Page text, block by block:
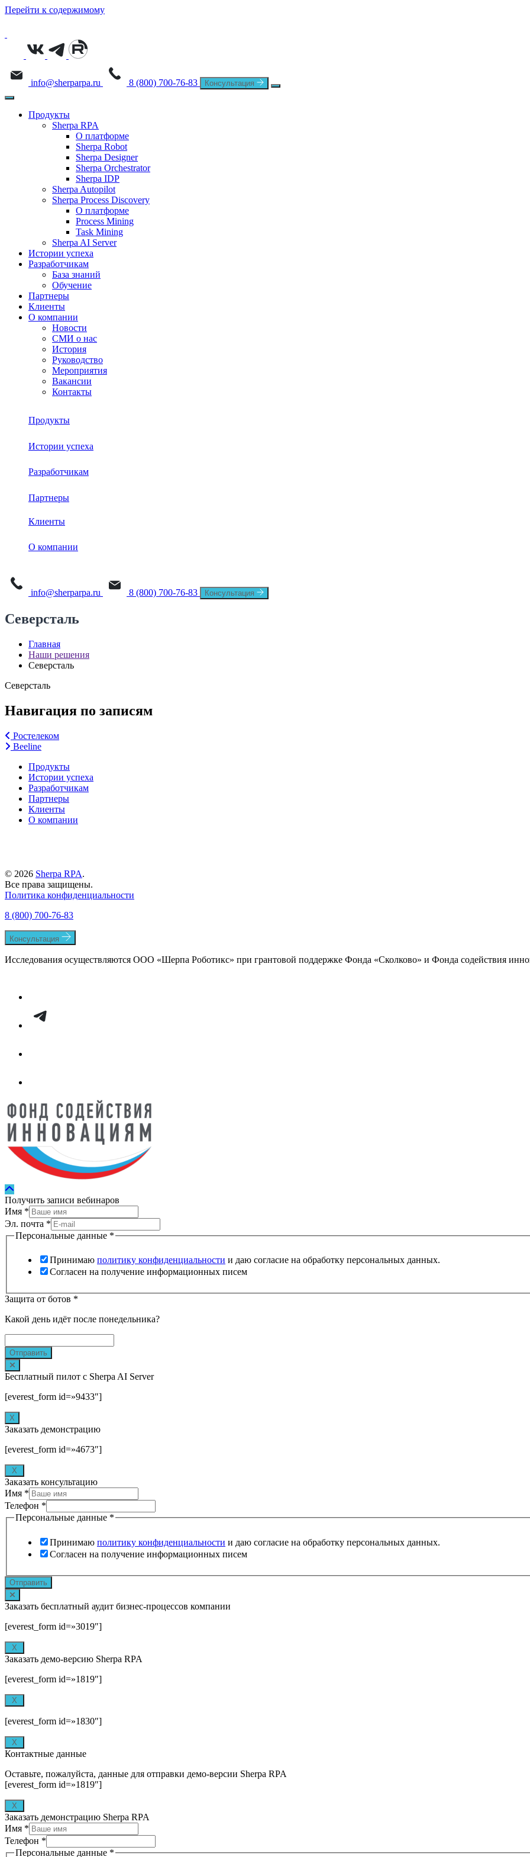
Перейти к содержимому
info@sherparpa.ru 8 (800) 700-76-83 Консультация
Продукты
Sherpa RPA
О платформе
Sherpa Robot
Sherpa Designer
Sherpa Orchestrator
Sherpa IDP
Sherpa Autopilot
Sherpa Process Discovery
О платформе
Process Mining
Task Mining
Sherpa AI Server
Истории успеха
Разработчикам
База знаний
Обучение
Партнеры
Клиенты
О компании
Новости
СМИ о нас
История
Руководство
Мероприятия
Вакансии
Контакты
Продукты
Sherpa RPA
Task Mining
Истории успеха
Разработчикам
База знаний
Обучение
Партнеры
Клиенты
О компании
СМИ о нас
История
Мероприятия
info@sherparpa.ru 8 (800) 700-76-83 Консультация
Северсталь
Главная
Наши решения
Северсталь
Северсталь
Навигация по записям
Ростелеком
Beeline
Продукты
Истории успеха
Разработчикам
Партнеры
Клиенты
О компании
© 2026 Sherpa RPA.
Все права защищены.
Политика конфиденциальности
8 (800) 700-76-83
Консультация
Исследования осуществляются ООО «Шерпа Роботикс» при грантовой поддержке Фонда «Сколково» и Фонда содействия
Получить записи вебинаров
Имя *
Эл. почта *
Персональные данные *
Принимаю политику конфиденциальности и даю согласие на обработку персональных данных.
Согласен на получение информационных писем
Защита от ботов *
Какой день идёт после понедельника?
Отправить
Бесплатный пилот с Sherpa AI Server
[everest_form id=»9433″]
Х
Заказать демонстрацию
[everest_form id=»4673″]
X
Заказать консультацию
Имя *
Телефон *
Персональные данные *
Принимаю политику конфиденциальности и даю согласие на обработку персональных данных.
Согласен на получение информационных писем
Отправить
Заказать бесплатный аудит бизнес-процессов компании
[everest_form id=»3019″]
X
Заказать демо-версию Sherpa RPA
[everest_form id=»1819″]
X
[everest_form id=»1830″]
X
Контактные данные
Оставьте, пожалуйста, данные для отправки демо-версии Sherpa RPA
[everest_form id=»1819″]
X
Заказать демонстрацию Sherpa RPA
Имя *
Телефон *
Персональные данные *